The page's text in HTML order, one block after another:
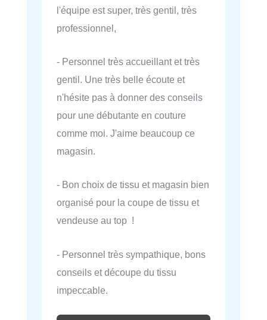
l'équipe est super, très gentil, très
professionnel,
- Personnel très accueillant et très
gentil. Une très belle écoute et
n'hésite pas à donner des conseils
pour une débutante en couture
comme moi. J'aime beaucoup ce
magasin.
- Bon choix de tissu et magasin bien
organisé pour la coupe de tissu et
vendeuse au top !
- Personnel très sympathique, bons
conseils et découpe du tissu
impeccable.